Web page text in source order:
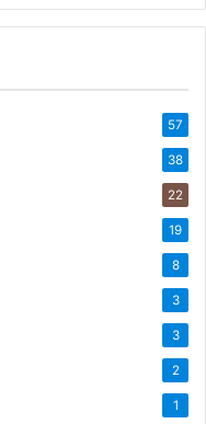
57
38
22
19
8
3
3
2
1